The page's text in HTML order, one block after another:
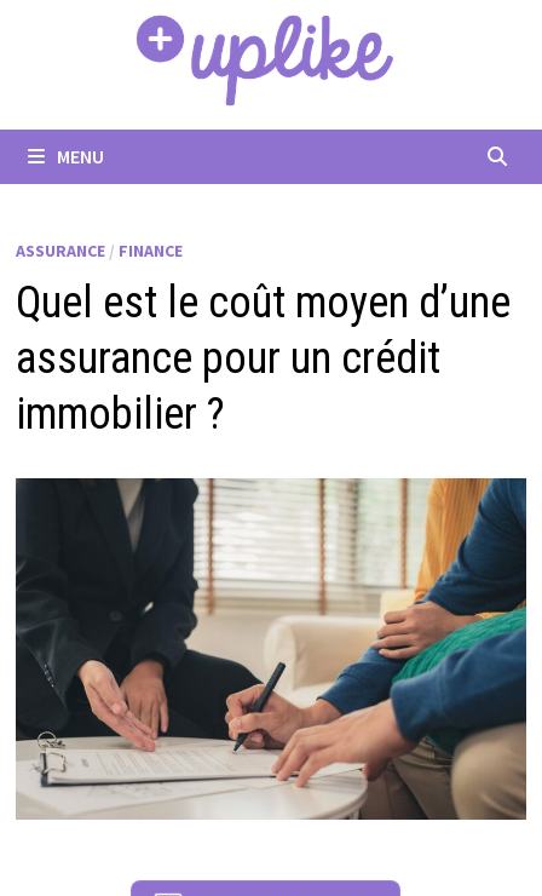
MENU
ASSURANCE/ FINANCE
Quel est le coût moyen d’une
assurance pour un crédit
immobilier ?